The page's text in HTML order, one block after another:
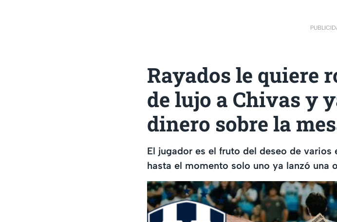
Rayados le quiere
de lujo a Chivas y
dinero sobre la
El jugador es el fruto del deseo de
hasta el momento solo uno ya lanzó una